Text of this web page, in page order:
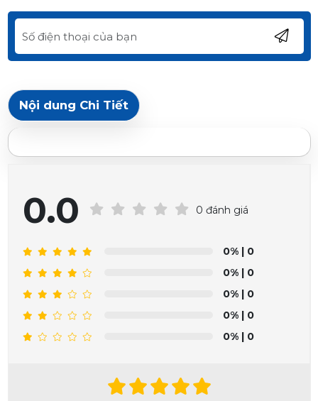
Nội dung Chi Tiết
0.0 0 đánh giá
0% | 0
0% | 0
0% | 0
0% | 0
0% | 0